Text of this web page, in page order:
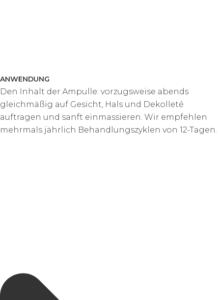
ANWENDUNG
Den Inhalt der Ampulle: vorzugsweise abends
gleichmäßig auf Gesicht, Hals und Dekolleté
auftragen und sanft einmassieren. Wir empfehlen
mehrmals jährlich Behandlungszyklen von 12-Tagen.